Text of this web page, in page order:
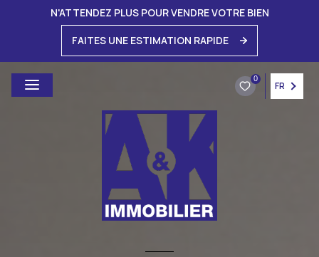
N'ATTENDEZ PLUS POUR VENDRE VOTRE BIEN
FAITES UNE ESTIMATION RAPIDE
0
FR